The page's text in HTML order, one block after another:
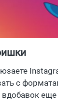
с